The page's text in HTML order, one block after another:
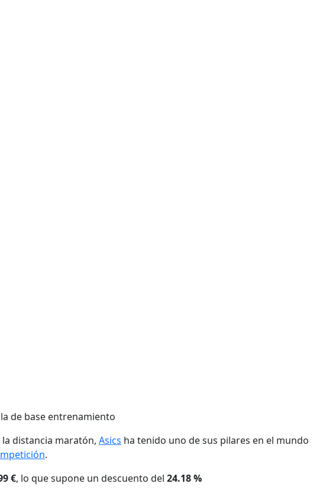
de base entrenamiento
distancia maratón, Asics ha tenido uno de sus pilares en el mundo
.
€, lo que supone un descuento del 24.18 %